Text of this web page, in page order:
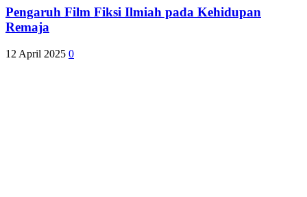
Pengaruh Film Fiksi Ilmiah pada Kehidupan
Remaja
12 April 2025 0